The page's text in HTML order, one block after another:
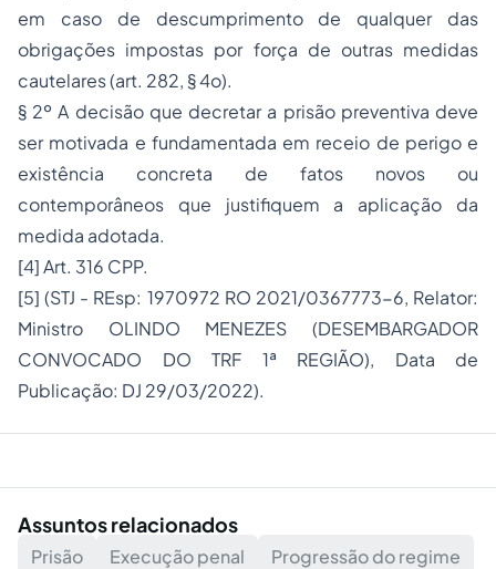
em caso de descumprimento de qualquer das
obrigações impostas por força de outras medidas
cautelares (art. 282, § 4o).
§ 2º A decisão que decretar a prisão preventiva deve
ser motivada e fundamentada em receio de perigo e
existência concreta de fatos novos ou
contemporâneos que justifiquem a aplicação da
medida adotada.
[4] Art. 316 CPP.
[5] (STJ - REsp: 1970972 RO 2021/0367773-6, Relator:
Ministro OLINDO MENEZES (DESEMBARGADOR
CONVOCADO DO TRF 1ª REGIÃO), Data de
Publicação: DJ 29/03/2022).
Assuntos relacionados
Prisão Execução penal
Progressão do regime